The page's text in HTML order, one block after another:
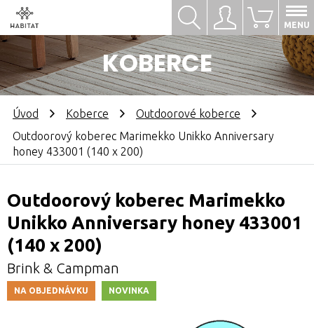
Přihlásit se
KOBERCE
0
MENU
Hledat
Úvod Koberce
Outdoorové koberce
Outdoorový koberec Marimekko Unikko Anniversary
honey 433001 (140 x 200)
Outdoorový koberec Marimekko
Unikko Anniversary honey 433001
(140 x 200)
Brink & Campman
NA OBJEDNÁVKU NOVINKA